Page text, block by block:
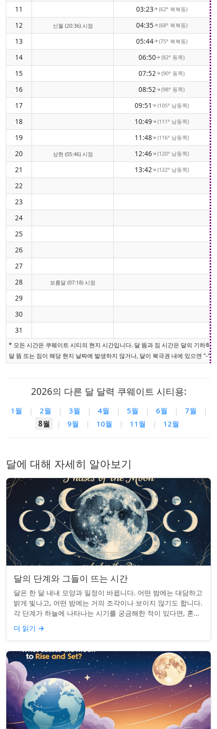
11 03:23↑(62° 북북동)
12 신월 (20:36) 시점 04:35↑(68° 북북동)
13 05:44↑(75° 북북동)
14 06:50↑(82° 동쪽)
15 07:52↑ (90° 동쪽)
16 08:52↑(98° 동쪽)
17 09:51 ↑(105° 남동쪽)
18 10:49↑(111° 남동쪽)
19 11:48↑(116° 남동쪽)
20 상현 (05:46) 시점 12:46↑(120° 남동쪽)
21 13:42↑(122° 남동쪽)
22
23
24
25
26
27
28
보름달 (07:18) 시점
29
30
31
* 모든 시간은 쿠웨이트 시티의 현지 시간입니다. 달 뜸과 짐 시간은 달의 기하학
달 뜸 또는 짐이 해당 현지 날짜에 발생하지 않거나, 달이 북극권 내에 있으면 "-"
2026의 다른 달 달력 쿠웨이트 시티용:
1월 | 2월 | 3월 | 4월 | 5월 | 6월 | 7월
|
8월
| 9월 | 10월 | 11월 | 12월
달에 대해 자세히 알아보기
달의 단계와 그들이 뜨는 시간
달은 한 달 내내 모양과 일정이 바뀝니다. 어떤 밤에는 대담하고
밝게 빛나고, 어떤 밤에는 거의 조각이나 보이지 않기도 합니다.
각 단계가 하늘에 나타나는 시기를 궁금해한 적이 있다면, 혼자
가 아닙니다. 사실 그 타...
더 읽기 →